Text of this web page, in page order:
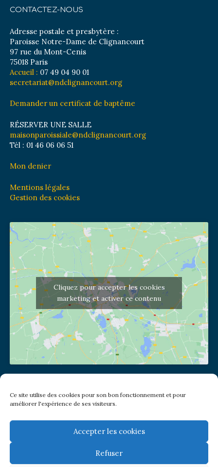
Ce site utilise des cookies pour son bon fonctionnement et pour
améliorer l'expérience de ses visiteurs.
Accepter les cookies
Refuser
CONTACTEZ-NOUS
Adresse postale et presbytère :
Paroisse Notre-Dame de Clignancourt
97 rue du Mont-Cenis
75018 Paris
Accueil : 07 49 04 90 01
secretariat@ndclignancourt.org
Demander un certificat de baptême
RÉSERVER UNE SALLE
maisonparoissiale@ndclignancourt.org
Tél : 01 46 06 06 51
Mon denier
Mentions légales
Gestion des cookies
Cliquez pour accepter les cookies
marketing et activer ce contenu
(pas de courrier à cette adresse)
2 place Jules Joffrin - 75018
Metro: Jules Joffrin ou Simplon
Bus : Mairie du XVIII
Newsletter